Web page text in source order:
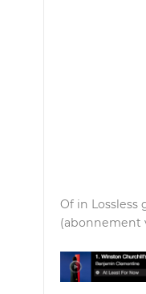
Of in Lossless
(abonnement